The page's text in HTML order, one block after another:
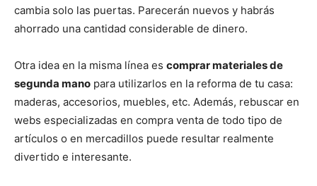
cambia solo las puertas. Parecerán nuevos y habrás
ahorrado una cantidad considerable de dinero.
Otra idea en la misma línea es comprar materiales de
segunda mano para utilizarlos en la reforma de tu casa:
maderas, accesorios, muebles, etc. Además, rebuscar en
webs especializadas en compra venta de todo tipo de
artículos o en mercadillos puede resultar realmente
divertido e interesante.